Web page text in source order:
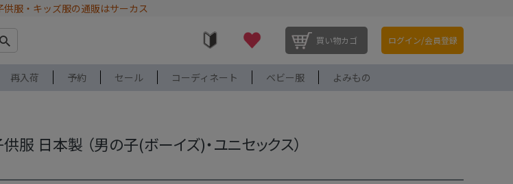
供服・キッズ服の通販はサーカス
買い物カゴ ログイン/会員登録
再入荷 予約 セール コーディネート ベビー服 よみもの
服 日本製 （男の子(ボーイズ)・ユニセックス）